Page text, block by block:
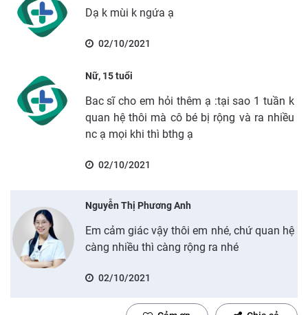
Dạ k mùi k ngứa ạ
02/10/2021
Nữ, 15 tuổi
Bac sĩ cho em hỏi thêm ạ :tại sao 1 tuần k
quan hệ thôi mà cô bé bị rộng và ra nhiều
nc ạ mọi khi thì bthg ạ
02/10/2021
Nguyễn Thị Phương Anh
Em cảm giác vậy thôi em nhé, chứ quan hệ
càng nhiều thì càng rộng ra nhé
02/10/2021